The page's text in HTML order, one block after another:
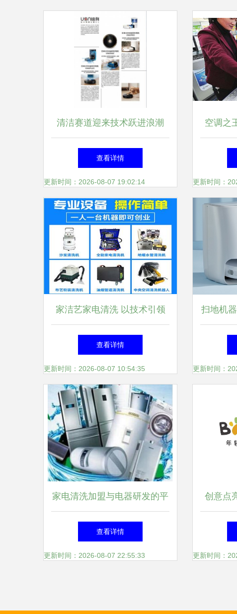
清洁赛道迎来技术跃进浪潮
日本Uoni由利如何风靡海内外
智能家电市场
查看详情
更新时间：2026-08-07 19:02:14
空调之
的逆袭
更新时间：
家洁艺家电清洗 以技术引领
生活服务新格局，深耕家用电
器研发
查看详情
更新时间：2026-08-07 10:54:35
扫地机
谁更胜
器研发
更新时间：
家电清洗加盟与电器研发的平
衡点 绿之源的机遇与潜在疑
问
查看详情
更新时间：2026-08-07 22:55:33
创意点
以创新
更新时间：